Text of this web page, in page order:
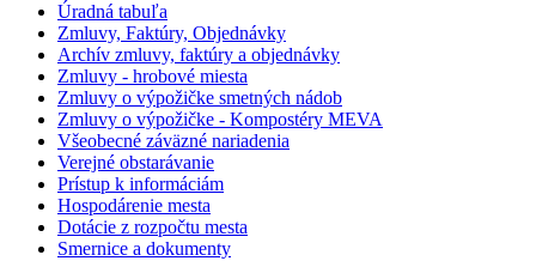
Úradná tabuľa
Zmluvy, Faktúry, Objednávky
Archív zmluvy, faktúry a objednávky
Zmluvy - hrobové miesta
Zmluvy o výpožičke smetných nádob
Zmluvy o výpožičke - Kompostéry MEVA
Všeobecné záväzné nariadenia
Verejné obstarávanie
Prístup k informáciám
Hospodárenie mesta
Dotácie z rozpočtu mesta
Smernice a dokumenty